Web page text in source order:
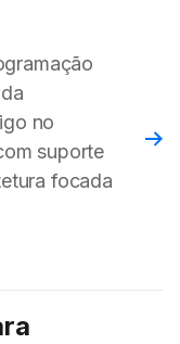
no
suporte
focada